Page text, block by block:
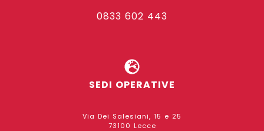
0833 602 443
SEDI OPERATIVE
Via Dei Salesiani, 15 e 25
73100 Lecce